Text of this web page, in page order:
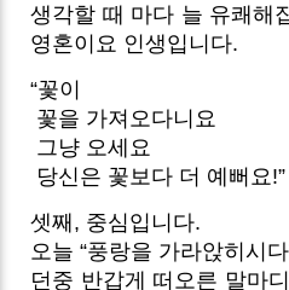
생각할 때 마다 늘 유쾌해
영혼이요 인생입니다.
“꽃이
꽃을 가져오다니요
그냥 오세요
당신은 꽃보다 더 예뻐요!”
셋째, 중심입니다.
오늘 “풍랑을 가라앉히시
던중 반갑게 떠오른 말마